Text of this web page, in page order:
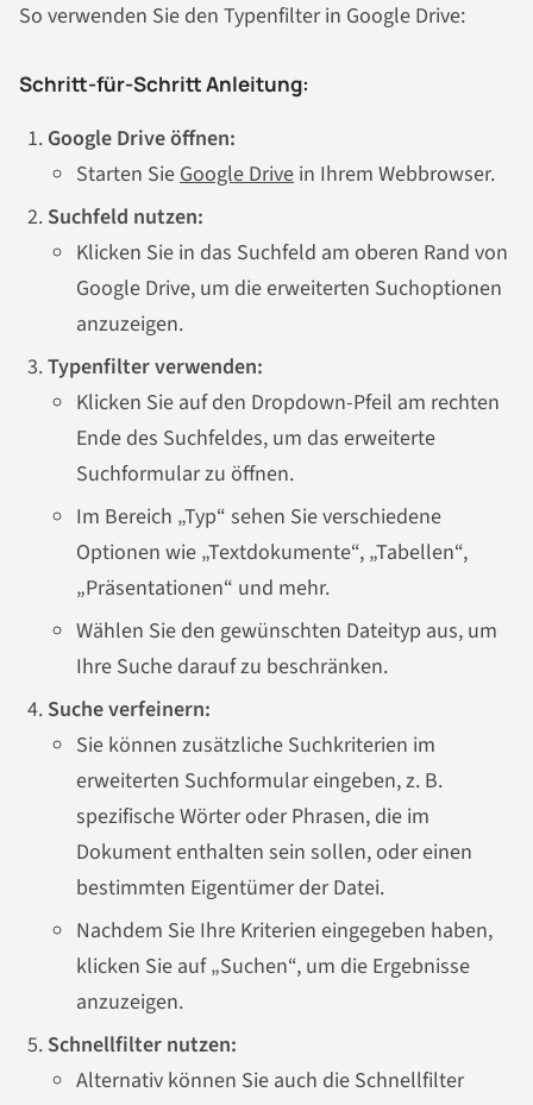
So verwenden Sie den Typenfilter in Google Drive:
Schritt-für-Schritt Anleitung:
Google Drive öffnen:
Starten SieGoogle Drive in Ihrem Webbrowser.
Suchfeld nutzen:
Klicken Sie in das Suchfeld am oberen Rand von
Google Drive, um die erweiterten Suchoptionen
anzuzeigen.
Typenfilter verwenden:
Klicken Sie auf den Dropdown-Pfeil am rechten
Ende des Suchfeldes, um das erweiterte
Suchformular zu öffnen.
Im Bereich „Typ“ sehen Sie verschiedene
Optionen wie „Textdokumente“, „Tabellen“,
„Präsentationen“ und mehr.
Wählen Sie den gewünschten Dateityp aus, um
Ihre Suche darauf zu beschränken.
Suche verfeinern:
Sie können zusätzliche Suchkriterien im
erweiterten Suchformular eingeben, z. B.
spezifische Wörter oder Phrasen, die im
Dokument enthalten sein sollen, oder einen
bestimmten Eigentümer der Datei.
Nachdem Sie Ihre Kriterien eingegeben haben,
klicken Sie auf „Suchen“, um die Ergebnisse
anzuzeigen.
Schnellfilter nutzen:
Alternativ können Sie auch die Schnellfilter